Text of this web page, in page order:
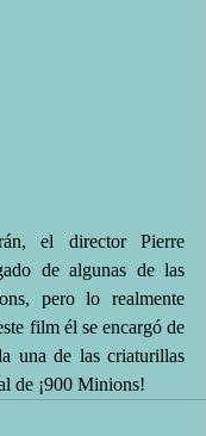
el director Pierre
de algunas de las
pero lo realmente
film él se encargó de
una de las criaturillas
de ¡900 Minions!